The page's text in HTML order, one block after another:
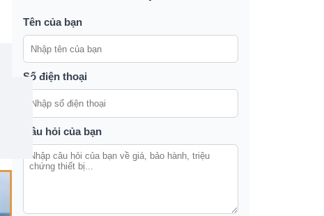
Tên của bạn
Số điện thoại
Câu hỏi của bạn